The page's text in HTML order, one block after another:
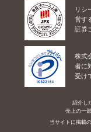
リシ
営す
証券
株式
者に
受け
紹介し
売上の一
当サイトに掲載